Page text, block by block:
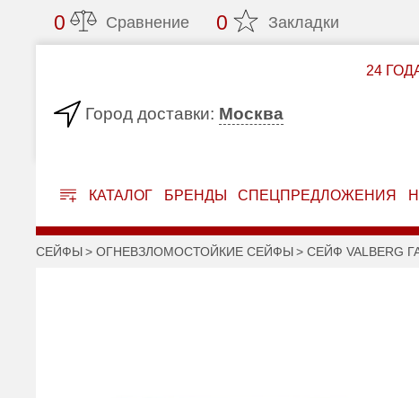
0 Сравнение 0 Закладки
Город доставки: Москва
24
КАТАЛОГ БРЕНДЫ СПЕЦПРЕДЛОЖЕНИЯ
СЕЙФЫ ОГНЕВЗЛОМОСТОЙКИЕ СЕЙФЫ СЕЙФ VALBERG